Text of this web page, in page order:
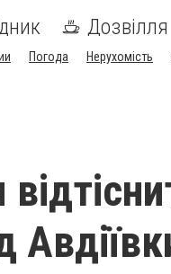
Дозвілля
Погода Нерухомість